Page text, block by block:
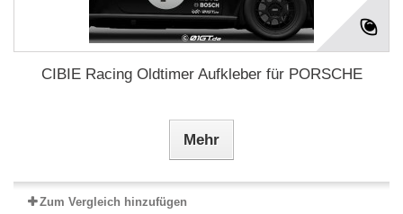
CIBIE Racing Oldtimer Aufkleber für PORSCHE
Mehr
Zum Vergleich hinzufügen